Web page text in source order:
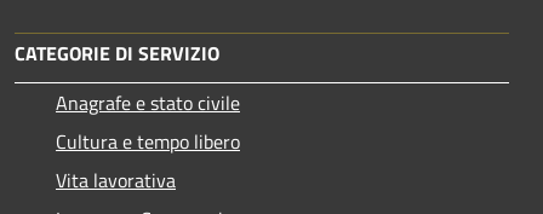
CATEGORIE DI SERVIZIO
Anagrafe e stato civile
Cultura e tempo libero
Vita lavorativa